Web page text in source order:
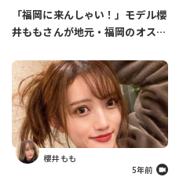
「福岡に来んしゃい！」モデル櫻
井ももさんが地元・福岡のオスス
櫻井 もも
5年前